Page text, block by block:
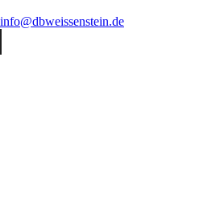
info@dbweissenstein.de